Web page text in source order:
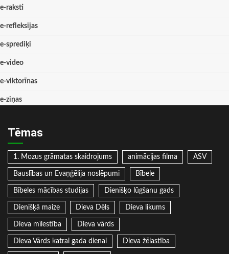
e-raksti
e-refleksijas
e-sprediķi
e-video
e-viktorīnas
e-ziņas
Tēmas
1. Mozus grāmatas skaidrojums animācijas filma ASV
Bauslības un Evaņģēlija noslēpumi Bībele
Bībeles mācības studijas Dienišķo lūgšanu gads
Dienišķā maize Dieva Dēls Dieva likums
Dieva mīlestība Dieva vārds
Dieva Vārds katrai gada dienai Dieva žēlastība